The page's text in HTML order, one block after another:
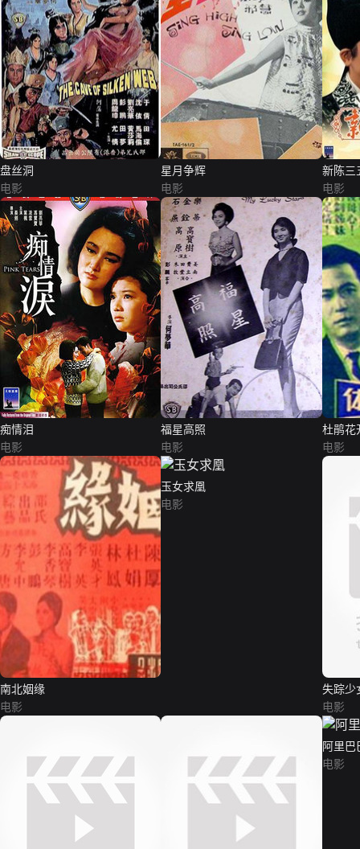
盘丝洞
电影
星月争辉
电影
新陈三
电影
痴情泪
电影
福星高照
电影
杜鹃花
电影
南北姻缘
电影
玉女求凰
电影
失踪少
电影
阿里巴
电影